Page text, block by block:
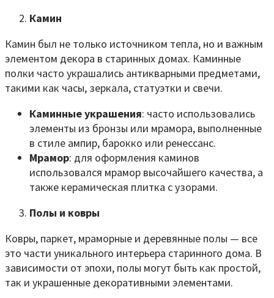
Камин
Камин был не только источником тепла, но и важным
элементом декора в старинных домах. Каминные
полки часто украшались антикварными предметами,
такими как часы, зеркала, статуэтки и свечи.
Каминные украшения: часто использовались
элементы из бронзы или мрамора, выполненные
в стиле ампир, барокко или ренессанс.
Мрамор: для оформления каминов
использовался мрамор высочайшего качества, а
также керамическая плитка с узорами.
Полы и ковры
Ковры, паркет, мраморные и деревянные полы — все
это части уникального интерьера старинного дома. В
зависимости от эпохи, полы могут быть как простой,
так и украшенные декоративными элементами.